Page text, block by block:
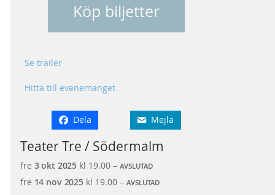
Köp biljetter
Se trailer
Hitta till evenemanget
Dela Mejla
Teater Tre / Södermalm
fre 3 okt 2025 kl 19.00 –AVSLUTAD
fre 14 nov 2025kl 19.00 – AVSLUTAD